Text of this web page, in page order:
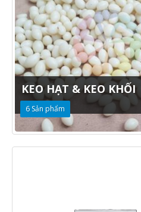
KEO HẠT & KEO KHỐI
6Sản phẩm